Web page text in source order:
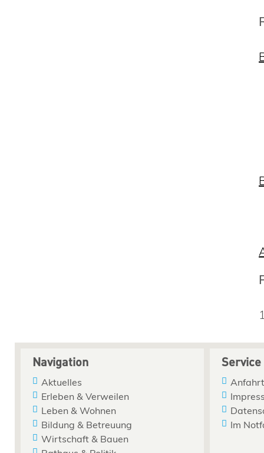
Navigation
Aktuelles
Erleben & Verweilen
Leben & Wohnen
Bildung & Betreuung
Wirtschaft & Bauen
Service
Im